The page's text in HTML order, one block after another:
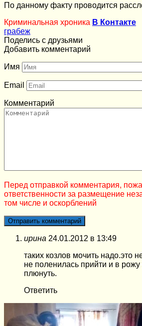
По данному факту проводится
Криминальная хроника В Контакте
грабеж
Поделись с друзьями
Добавить комментарий
Имя
Email
Комментарий
Перед отправкой комментария,
ответственности за размещение
том числе и оскорблений
ирина 24.01.2012 в 13:49
таких козлов мочить надо.это
не поленилась прийти и в
плюнуть.
Ответить